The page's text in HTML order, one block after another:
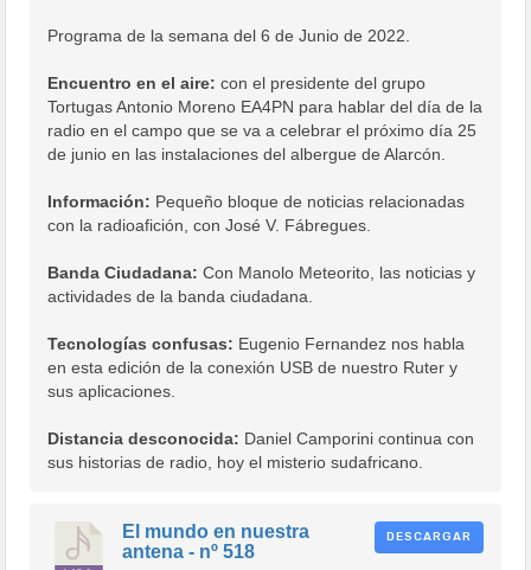
Programa de la semana del 6 de Junio de 2022.
Encuentro en el aire: con el presidente del grupo
Tortugas Antonio Moreno EA4PN para hablar del día de la
radio en el campo que se va a celebrar el próximo día 25
de junio en las instalaciones del albergue de Alarcón.
Información: Pequeño bloque de noticias relacionadas
con la radioafición, con José V. Fábregues.
Banda Ciudadana: Con Manolo Meteorito, las noticias y
actividades de la banda ciudadana.
Tecnologías confusas: Eugenio Fernandez nos habla
en esta edición de la conexión USB de nuestro Ruter y
sus aplicaciones.
Distancia desconocida: Daniel Camporini continua con
sus historias de radio, hoy el misterio sudafricano.
DESCARGAR
El mundo en nuestra
antena - nº 518